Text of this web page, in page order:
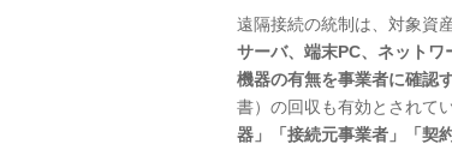
遠隔接続の統制は、対象資
サーバ、端末PC、ネットワ
機器の有無を事業者に確認
書）の回収も有効とされて
器」「接続元事業者」「契